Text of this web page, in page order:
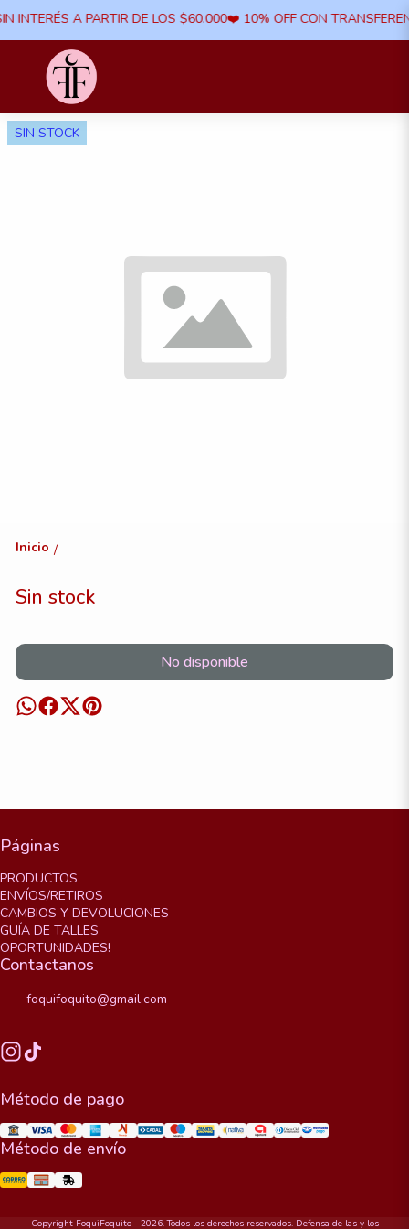
INTERÉS A PARTIR DE LOS $60.000​❤️ 10% OFF CON
SIN STOCK
Inicio /
Sin stock
No disponible
Páginas
PRODUCTOS
ENVÍOS/RETIROS
CAMBIOS Y DEVOLUCIONES
GUÍA DE TALLES
OPORTUNIDADES!
Contactanos
foquifoquito@gmail.com
Método de pago
Método de envío
Copyright FoquiFoquito - 2026. Todos los derechos reservados. Defensa de las y los